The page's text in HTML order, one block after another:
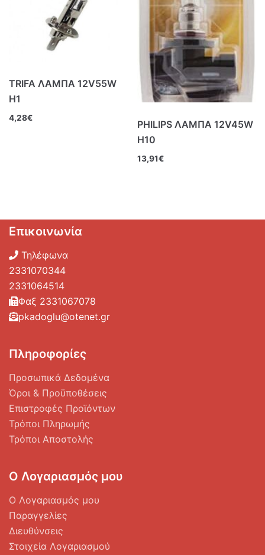
TRIFA ΛΑΜΠΑ 12V55W
Η1
4,28€
PHILIPS ΛΑΜΠΑ 12V45W
Η10
13,91€
Επικοινωνία
Τηλέφωνα
2331070344
2331064514
Φαξ 2331067078
pkadoglu@otenet.gr
Πληροφορίες
Προσωπικά Δεδομένα
Όροι & Προϋποθέσεις
Επιστροφές Προϊόντων
Τρόποι Πληρωμής
Τρόποι Αποστολής
Ο Λογαριασμός μου
Ο Λογαριασμός μου
Παραγγελίες
Διευθύνσεις
Στοιχεία Λογαριασμού